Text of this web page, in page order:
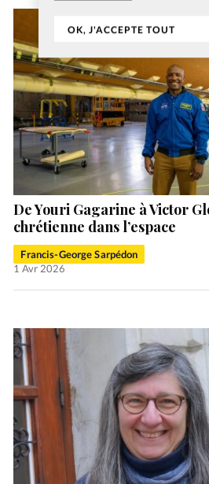
OK, J'ACCEPTE TOUT
De Youri Gagarine à Victor
chrétienne dans l’espace
Francis-George Sarpédon
1 Avr 2026